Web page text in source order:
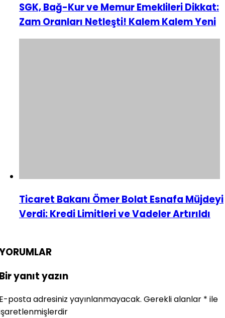
SGK, Bağ-Kur ve Memur Emeklileri Dikkat:
Zam Oranları Netleşti! Kalem Kalem Yeni
Ticaret Bakanı Ömer Bolat Esnafa Müjdeyi
Verdi: Kredi Limitleri ve Vadeler Artırıldı
yanıt yazın
posta adresiniz yayınlanmayacak. Gerekli alanlar * ile